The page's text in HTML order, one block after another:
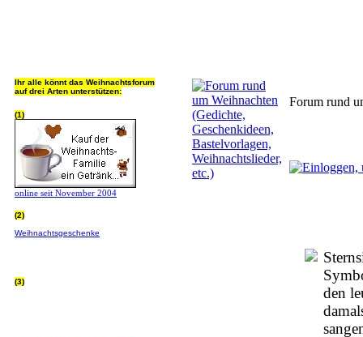
Ihr alle könnt das Weihnachtsforum
auf drei Arten unterstützen:
(1)
online seit November 2004
(2)
Weihnachtsgeschenke
(3)
Forum rund
den